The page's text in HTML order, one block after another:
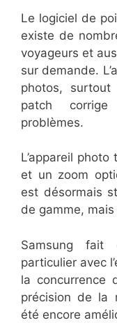
Le logiciel de
existe de
voyageurs et
sur demande.
photos,
patch
problèmes.
L’appareil
et un zoom
est désormais
de gamme, mais
Samsung
particulier avec
la concurrence
précision de la
été encore